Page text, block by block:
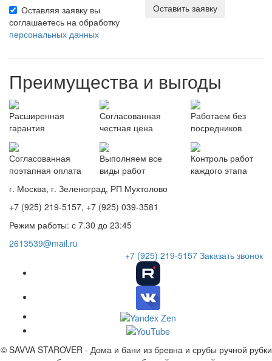
Оставляя заявку вы
соглашаетесь на обработку
персональных данных
Оставить заявку
Преимущества и выгоды
Расширенная
гарантия
Согласованная
честная цена
Работаем без
посредников
Согласованная
поэтапная оплата
Выполняем все
виды работ
Контроль работ
каждого этапа
г. Москва, г. Зеленоград, РП Мухтолово
+7 (925) 219-5157, +7 (925) 039-3581
Режим работы: с 7.30 до 23:45
2613539@mail.ru
+7 (925) 219-5157 Заказать звонок
© SAVVA STAROVER - Дома и бани из бревна и срубы ручной рубки